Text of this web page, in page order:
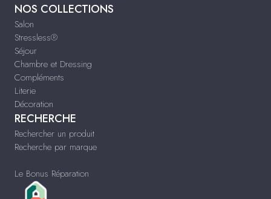
NOS COLLECTIONS
Salon
Stressless®
Séjour
Chambre et Dressing
Compléments
Literie
Décoration
RECHERCHE
Rechercher un produit
Recherche par marque
Le Bonus Réparation